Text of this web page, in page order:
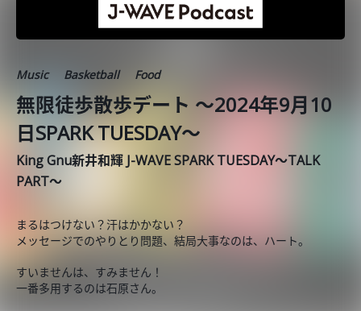
Music Basketball Food
無限徒歩散歩デート ～2024年9月10
日SPARK TUESDAY～
King Gnu新井和輝 J-WAVE SPARK TUESDAY～TALK
PART～
まるはつけない？汗はかかない？
メッセージでのやりとり問題、結局大事なのは、ハート。
すいませんは、すみません！
一番多用するのは石原さん。